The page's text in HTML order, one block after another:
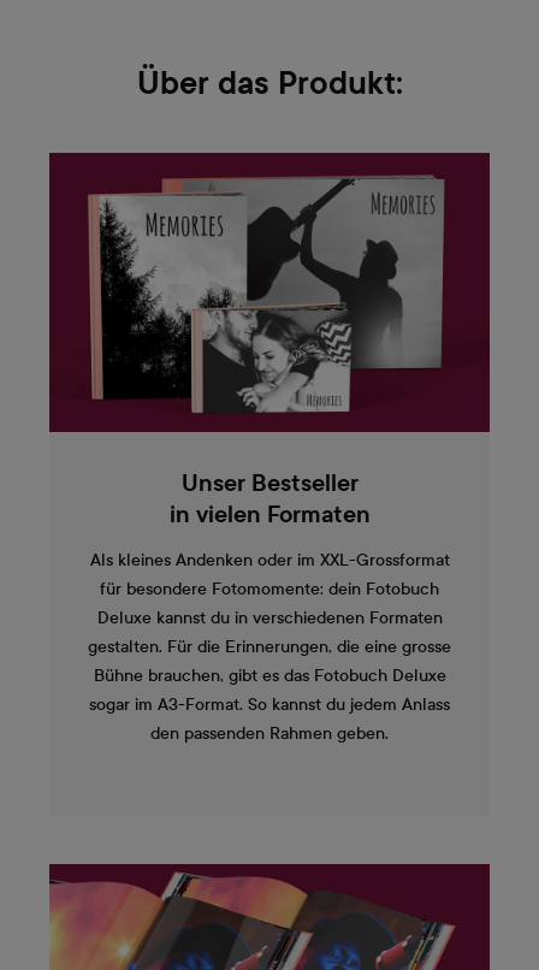
Über das Produkt:
Unser Bestseller
in vielen Formaten
Als kleines Andenken oder im XXL-Grossformat
für besondere Fotomomente: dein Fotobuch
Deluxe kannst du in verschiedenen Formaten
gestalten. Für die Erinnerungen, die eine grosse
Bühne brauchen, gibt es das Fotobuch Deluxe
sogar im A3-Format. So kannst du jedem Anlass
den passenden Rahmen geben.